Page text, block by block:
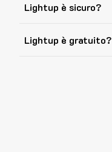
Lightup è sicuro?
Lightup è gratuito?